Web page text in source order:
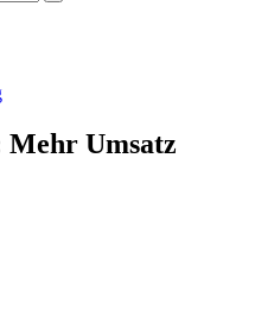
Mehr Umsatz